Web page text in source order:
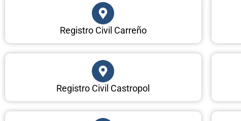
Registro Civil Carreño
Registro Civil Castropol